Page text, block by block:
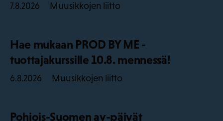
7.8.2026 Muusikkojen liitto
Hae mukaan PROD BY ME -
tuottajakurssille 10.8. mennessä!
6.8.2026 Muusikkojen liitto
Pohjois-Suomen ay-päivät